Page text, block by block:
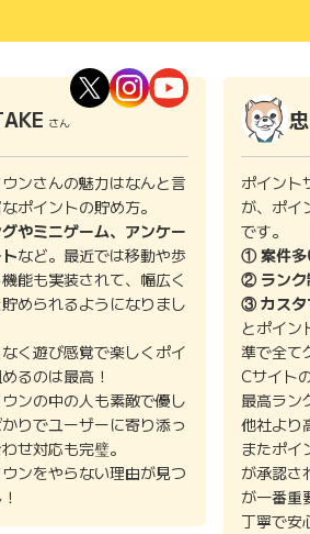
さん
ンさんの魅力はなんと言
ポイントの貯め方。
やミニゲーム、アンケー
など。最近では移動や歩
能も実装されて、幅広く
められるようになりまし
く遊び感覚で楽しくポイ
るのは最高！
ンの中の人も素敵で優し
りでユーザーに寄り添っ
せ対応も完璧。
ンをやらない理由が見つ
ポイント
が、ポイ
です。
① 案件多
② ランク
③ カスタ
とポイン
準で全て
Cサイト
最高ラン
他社より
またポイ
が承認さ
が一番重
丁寧で安